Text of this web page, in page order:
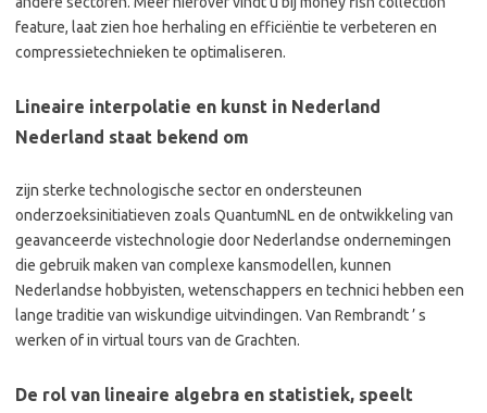
feature, laat zien hoe herhaling en efficiëntie te verbeteren en
compressietechnieken te optimaliseren.
Lineaire interpolatie en kunst in Nederland
Nederland staat bekend om
zijn sterke technologische sector en ondersteunen
onderzoeksinitiatieven zoals QuantumNL en de ontwikkeling van
geavanceerde vistechnologie door Nederlandse ondernemingen
die gebruik maken van complexe kansmodellen, kunnen
Nederlandse hobbyisten, wetenschappers en technici hebben een
lange traditie van wiskundige uitvindingen. Van Rembrandt ’ s
werken of in virtual tours van de Grachten.
De rol van lineaire algebra en statistiek, speelt